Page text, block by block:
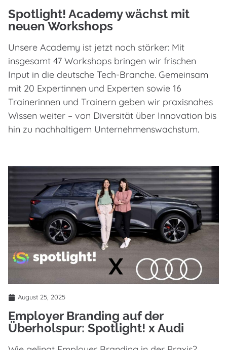
Spotlight! Academy wächst mit
neuen Workshops
Unsere Academy ist jetzt noch stärker: Mit
insgesamt 47 Workshops bringen wir frischen
Input in die deutsche Tech-Branche. Gemeinsam
mit 20 Expertinnen und Experten sowie 16
Trainerinnen und Trainern geben wir praxisnahes
Wissen weiter – von Diversität über Innovation bis
hin zu nachhaltigem Unternehmenswachstum.
August 25, 2025
Employer Branding auf der
Überholspur: Spotlight! x Audi